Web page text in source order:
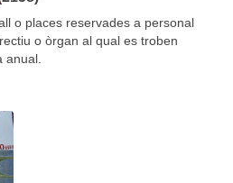
o places reservades a personal
o òrgan al qual es troben
anual.